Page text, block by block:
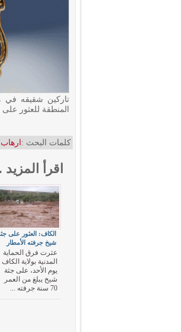
تاركين شقيقه في
المنطقة للعثور
كلمات البحث : ارهاب
اقرأ المزيد
الكاف: العثور على
شيخ جرفته الأمطار
عثرت فرق الحماية
المدنية بولاية الكاف
يوم الأحد، على جثة
شيخ يبلغ من العمر
70 سنة جرفته ...